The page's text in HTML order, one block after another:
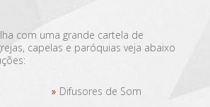
com uma grande cartela de
capelas e paróquias veja abaixo
Difusores de Som